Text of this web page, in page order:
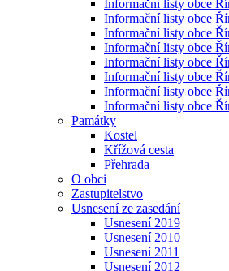
Informační listy obce
Informační listy obce
Informační listy obce
Informační listy obce
Informační listy obce
Informační listy obce
Informační listy obce
Informační listy obce
Památky
Kostel
Křížová cesta
Přehrada
O obci
Zastupitelstvo
Usnesení ze zasedání
Usnesení 2019
Usnesení 2010
Usnesení 2011
Usnesení 2012